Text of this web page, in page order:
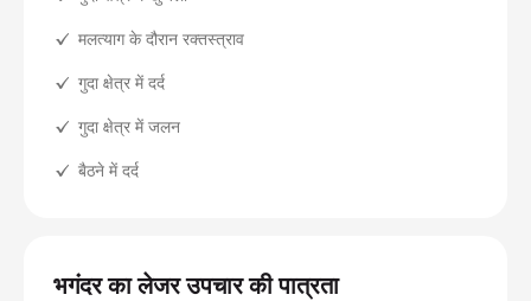
मलत्याग के दौरान रक्तस्त्राव
गुदा क्षेत्र में दर्द
गुदा क्षेत्र में जलन
बैठने में दर्द
भगंदर का लेजर उपचार की पात्रता